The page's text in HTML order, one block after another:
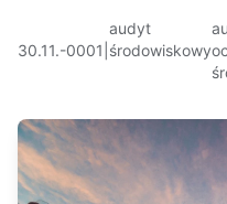
30.11.-0001
audyt
środowiskowy